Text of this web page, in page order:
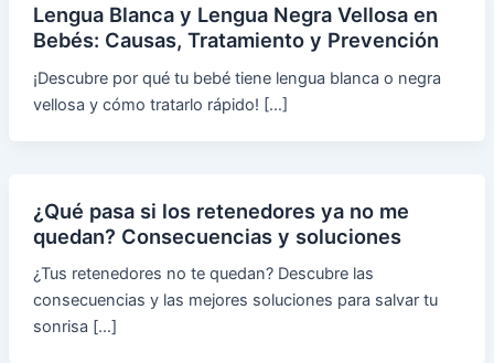
Lengua Blanca y Lengua Negra Vellosa en
Bebés: Causas, Tratamiento y Prevención
¡Descubre por qué tu bebé tiene lengua blanca o negra
vellosa y cómo tratarlo rápido! […]
¿Qué pasa si los retenedores ya no me
quedan? Consecuencias y soluciones
¿Tus retenedores no te quedan? Descubre las
consecuencias y las mejores soluciones para salvar tu
sonrisa […]